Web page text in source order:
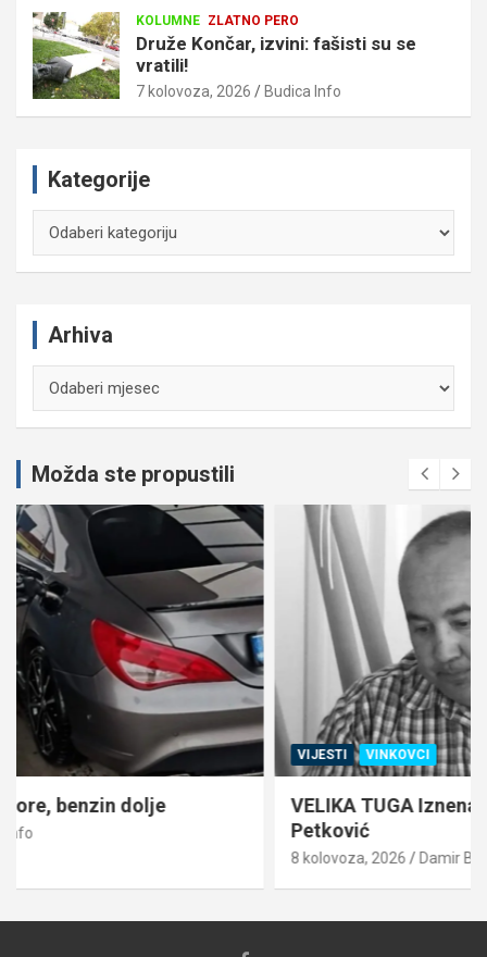
KOLUMNE ZLATNO PERO
Druže Končar, izvini: fašisti su se
vratili!
7 kolovoza, 2026 Budica Info
Kategorije
Arhiva
Možda ste propustili
VIJESTI VINKOVCI
VELIKA TUGA Iznenada preminuo Danijel